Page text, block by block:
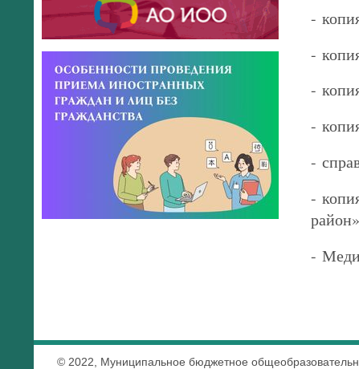
-
-
-
-
-
-
-
© 2022, Муниципальное бюджетное